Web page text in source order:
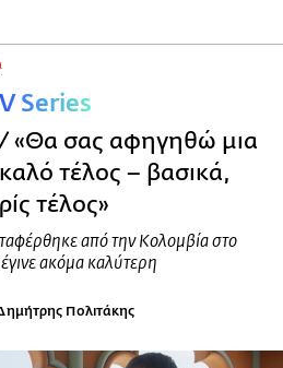
Series
«Θα σας αφηγηθώ μια
τέλος – βασικά,
τέλος»
από την Κολομβία στο
ακόμα καλύτερη
Πολιτάκης